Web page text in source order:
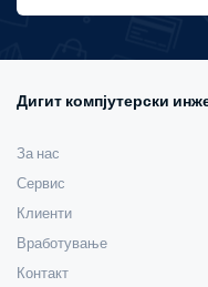
Дигит компјутерски
За нас
Сервис
Клиенти
Вработување
Контакт